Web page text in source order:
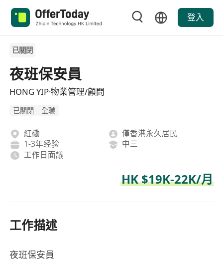
登入
已關閉
夜班保安員
HONG YIP·物業管理/顧問
已關閉 全職
紅磡
僅香港永久居民
1-3年经验
中三
工作日面議
HK $19K-22K/月
工作描述
夜班保安員